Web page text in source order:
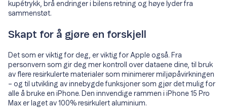
kupétrykk, brå endringer i bilens retning og høye lyder fra
sammenstøt.
Skapt for å gjøre en forskjell
Det som er viktig for deg, er viktig for Apple også. Fra
personvern som gir deg mer kontroll over dataene dine, til bruk
av flere resirkulerte materialer som minimerer miljøpåvirkningen
– og til utvikling av innebygde funksjoner som gjør det mulig for
alle å bruke en iPhone. Den innvendige rammen i iPhone 15 Pro
Max er laget av 100% resirkulert aluminium.